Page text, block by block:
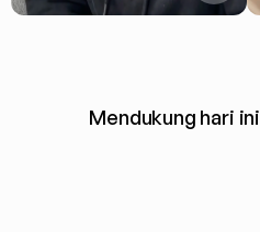
Mendukung hari ini